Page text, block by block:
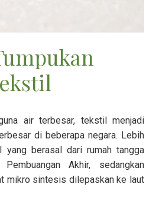
air terbesar, tekstil menjadi
di beberapa negara. Lebih
berasal dari rumah tangga
Akhir, sedangkan
mikro sintesis dilepaskan ke laut